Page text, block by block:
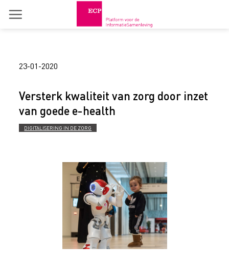
23-01-2020
Versterk kwaliteit van zorg door inzet
van goede e-health
DIGITALISERING IN DE ZORG